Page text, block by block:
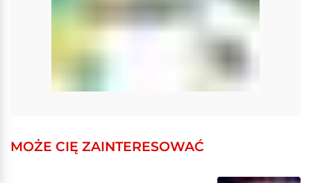
MOŻE CIĘ ZAINTERESOWAĆ